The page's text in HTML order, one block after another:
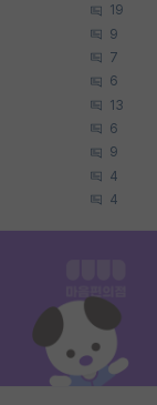
19
9
7
6
13
6
9
4
4